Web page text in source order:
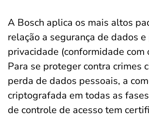
A Bosch aplica os mais altos
relação a segurança de dados
privacidade (conformidade com
Para se proteger contra crimes
perda de dados pessoais, a
criptografada em todas as
de controle de acesso tem